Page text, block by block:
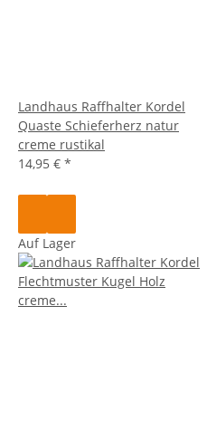
Landhaus Raffhalter Kordel
Quaste Schieferherz natur
creme rustikal
14,95 € *
Auf Lager